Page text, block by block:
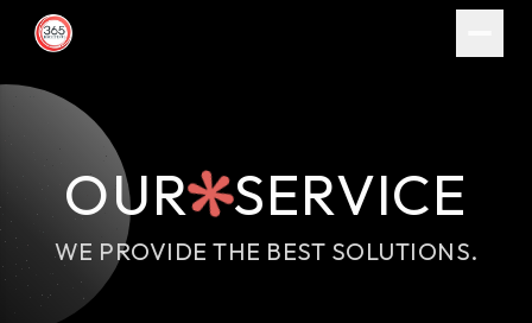
OUR SERVICE
WE PROVIDE THE BEST SOLUTIONS.